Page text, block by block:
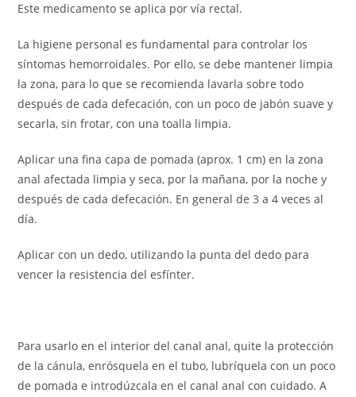
Este medicamento se aplica por vía rectal.
La higiene personal es fundamental para controlar los
síntomas hemorroidales. Por ello, se debe mantener limpia
la zona, para lo que se recomienda lavarla sobre todo
después de cada defecación, con un poco de jabón suave y
secarla, sin frotar, con una toalla limpia.
Aplicar una fina capa de pomada (aprox. 1 cm) en la zona
anal afectada limpia y seca, por la mañana, por la noche y
después de cada defecación. En general de 3 a 4 veces al
día.
Aplicar con un dedo, utilizando la punta del dedo para
vencer la resistencia del esfínter.
Para usarlo en el interior del canal anal, quite la protección
de la cánula, enrósquela en el tubo, lubríquela con un poco
de pomada e introdúzcala en el canal anal con cuidado. A